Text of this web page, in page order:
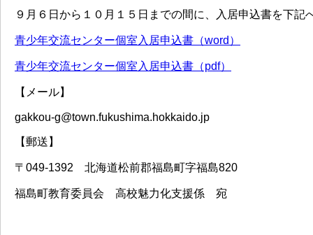
９月６日から１０月１５日までの間に、入居申込書を下記
青少年交流センター個室入居申込書（word）
青少年交流センター個室入居申込書（pdf）
【メール】
gakkou-g@town.fukushima.hokkaido.jp
【郵送】
〒049-1392 北海道松前郡福島町字福島820
福島町教育委員会 高校魅力化支援係 宛